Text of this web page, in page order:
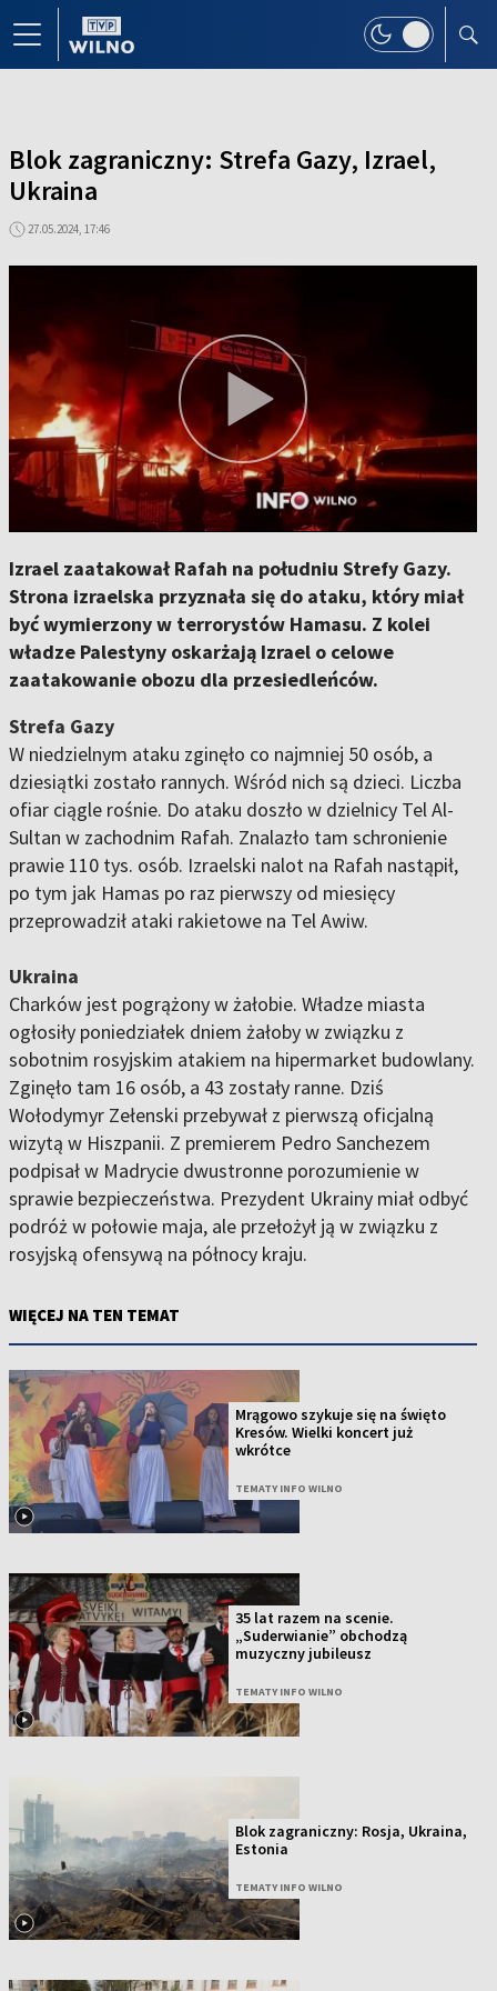
Blok zagraniczny: Strefa Gazy, Izrael,
Ukraina
27.05.2024, 17:46
Izrael zaatakował Rafah na południu Strefy Gazy.
Strona izraelska przyznała się do ataku, który miał
być wymierzony w terrorystów Hamasu. Z kolei
władze Palestyny oskarżają Izrael o celowe
zaatakowanie obozu dla przesiedleńców.
Strefa Gazy
W niedzielnym ataku zginęło co najmniej 50 osób, a
dziesiątki zostało rannych. Wśród nich są dzieci. Liczba
ofiar ciągle rośnie. Do ataku doszło w dzielnicy Tel Al-
Sultan w zachodnim Rafah. Znalazło tam schronienie
prawie 110 tys. osób. Izraelski nalot na Rafah nastąpił,
po tym jak Hamas po raz pierwszy od miesięcy
przeprowadził ataki rakietowe na Tel Awiw.
Ukraina
Charków jest pogrążony w żałobie. Władze miasta
ogłosiły poniedziałek dniem żałoby w związku z
sobotnim rosyjskim atakiem na hipermarket budowlany.
Zginęło tam 16 osób, a 43 zostały ranne. Dziś
Wołodymyr Zełenski przebywał z pierwszą oficjalną
wizytą w Hiszpanii. Z premierem Pedro Sanchezem
podpisał w Madrycie dwustronne porozumienie w
sprawie bezpieczeństwa. Prezydent Ukrainy miał odbyć
podróż w połowie maja, ale przełożył ją w związku z
rosyjską ofensywą na północy kraju.
WIĘCEJ NA TEN TEMAT
Mrągowo szykuje się na święto
Kresów. Wielki koncert już
wkrótce
TEMATY INFO WILNO
35 lat razem na scenie.
„Suderwianie” obchodzą
muzyczny jubileusz
TEMATY INFO WILNO
Blok zagraniczny: Rosja, Ukraina,
Estonia
TEMATY INFO WILNO